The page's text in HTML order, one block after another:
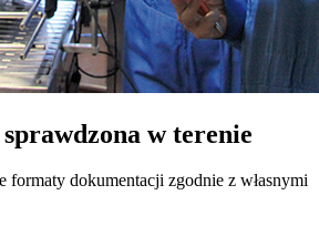
w terenie
formaty dokumentacji zgodnie z własnymi